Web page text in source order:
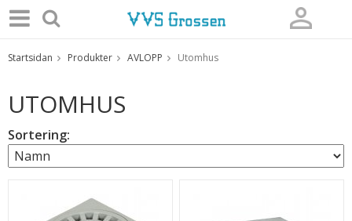
Startsidan Produkter AVLOPP Utomhus
UTOMHUS
Sortering: